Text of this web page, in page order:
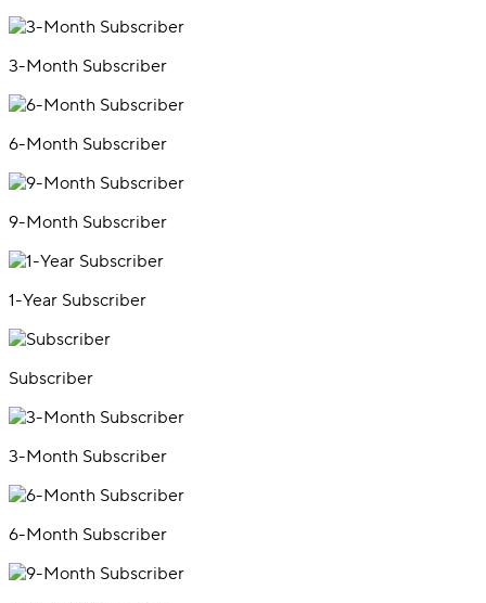
3-Month Subscriber
6-Month Subscriber
9-Month Subscriber
1-Year Subscriber
Subscriber
3-Month Subscriber
6-Month Subscriber